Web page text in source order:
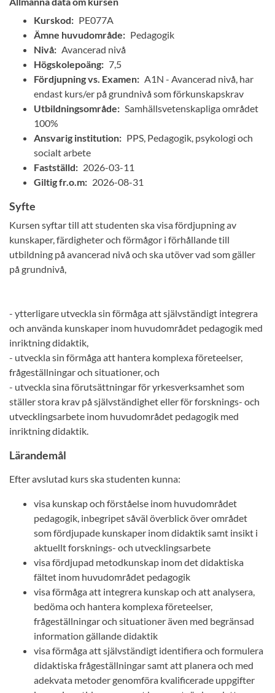
Kurskod: PE077A
Ämne huvudområde: Pedagogik
Nivå: Avancerad nivå
Högskolepoäng: 7,5
Fördjupning vs. Examen: A1N - Avancerad nivå, har
endast kurs/er på grundnivå som förkunskapskrav
Utbildningsområde: Samhällsvetenskapliga området
100%
Ansvarig institution: PPS, Pedagogik, psykologi och
socialt arbete
Fastställd: 2026-03-11
Giltig fr.o.m: 2026-08-31
Syfte
Kursen syftar till att studenten ska visa fördjupning av
kunskaper, färdigheter och förmågor i förhållande till
utbildning på avancerad nivå och ska utöver vad som gäller
på grundnivå,
- ytterligare utveckla sin förmåga att självständigt integrera
och använda kunskaper inom huvudområdet pedagogik med
inriktning didaktik,
- utveckla sin förmåga att hantera komplexa företeelser,
frågeställningar och situationer, och
- utveckla sina förutsättningar för yrkesverksamhet som
ställer stora krav på självständighet eller för forsknings- och
utvecklingsarbete inom huvudområdet pedagogik med
inriktning didaktik.
Lärandemål
Efter avslutad kurs ska studenten kunna:
visa kunskap och förståelse inom huvudområdet
pedagogik, inbegripet såväl överblick över området
som fördjupade kunskaper inom didaktik samt insikt i
aktuellt forsknings- och utvecklingsarbete
visa fördjupad metodkunskap inom det didaktiska
fältet inom huvudområdet pedagogik
visa förmåga att integrera kunskap och att analysera,
bedöma och hantera komplexa företeelser,
frågeställningar och situationer även med begränsad
information gällande didaktik
visa förmåga att självständigt identifiera och formulera
didaktiska frågeställningar samt att planera och med
adekvata metoder genomföra kvalificerade uppgifter